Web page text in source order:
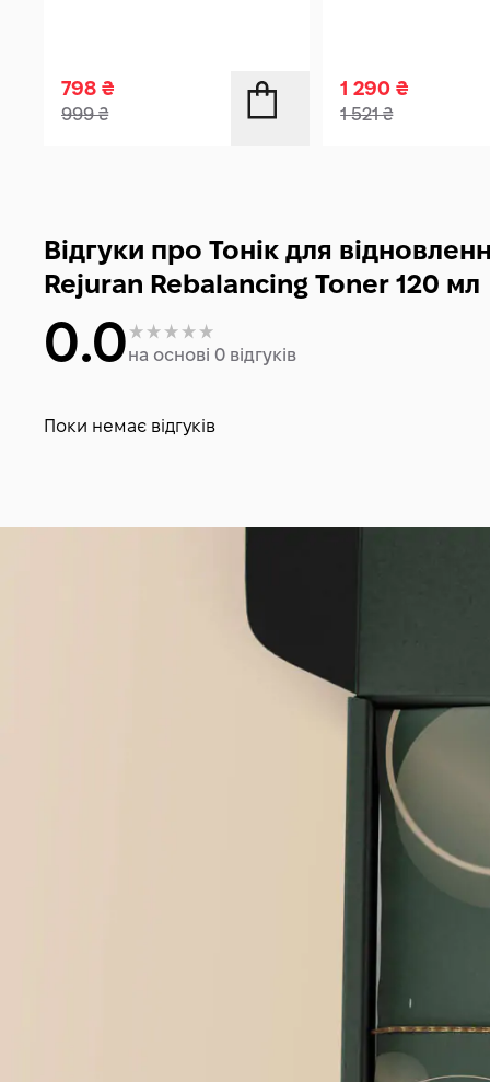
798 ₴
999₴
1 290₴
1 521₴
Відгуки про Тонік для
Rejuran Rebalancing Toner 120 мл
0.0на основі 0 відгуків
Поки немає відгуків